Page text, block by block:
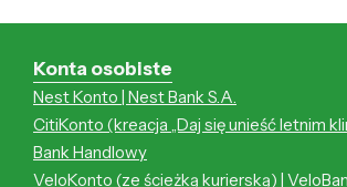
Konta osobiste
Nest Konto | Nest Bank S.A.
CitiKonto (kreacja „Daj się unieść letnim
Bank Handlowy
VeloKonto (ze ścieżką kurierską) |